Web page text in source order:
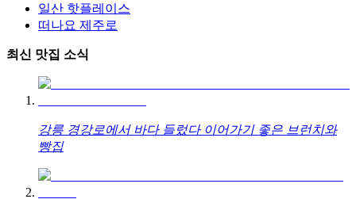
일산 핫플레이스
떠나요 제주로
최신 맛집 소식
강릉 경강로에서 바다 들렀다 이어가기 좋은 브런치와
빵집